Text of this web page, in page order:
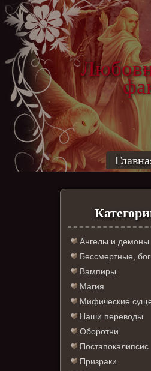
Ангелы и демоны
Бессмертные,
Вампиры
Магия
Мифические
Наши переводы
Оборотни
Постапокалипсис
Призраки